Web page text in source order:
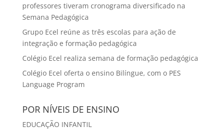
professores tiveram cronograma diversificado na
Semana Pedagógica
Grupo Ecel reúne as três escolas para ação de
integração e formação pedagógica
Colégio Ecel realiza semana de formação pedagógica
Colégio Ecel oferta o ensino Bilíngue, com o PES
Language Program
POR NÍVEIS DE ENSINO
EDUCAÇÃO INFANTIL